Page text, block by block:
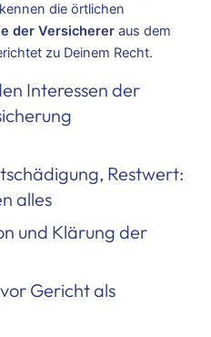
die örtlichen
der Versicherer aus dem
zu Deinem Recht.
Interessen der
Restwert:
alles
und Klärung der
Gericht als